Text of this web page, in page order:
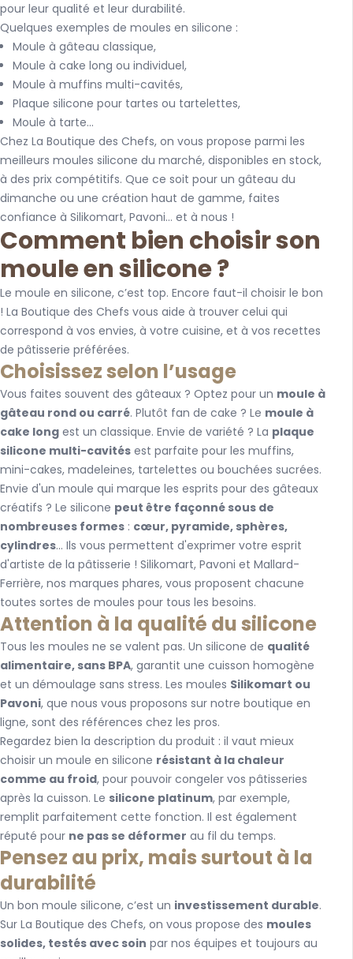
pour leur qualité et leur durabilité.
Quelques exemples de moules en silicone :
Moule à gâteau classique,
Moule à cake long ou individuel,
Moule à muffins multi-cavités,
Plaque silicone pour tartes ou tartelettes,
Moule à tarte...
Chez La Boutique des Chefs, on vous propose parmi les
meilleurs moules silicone du marché, disponibles en stock,
à des prix compétitifs. Que ce soit pour un gâteau du
dimanche ou une création haut de gamme, faites
confiance à Silikomart, Pavoni… et à nous !
Comment bien choisir son
moule en silicone ?
Le moule en silicone, c’est top. Encore faut-il choisir le bon
! La Boutique des Chefs vous aide à trouver celui qui
correspond à vos envies, à votre cuisine, et à vos recettes
de pâtisserie préférées.
Choisissez selon l’usage
Vous faites souvent des gâteaux ? Optez pour un moule à
gâteau rond ou carré. Plutôt fan de cake ? Le moule à
cake long est un classique. Envie de variété ? La plaque
silicone multi-cavités est parfaite pour les muffins,
mini-cakes, madeleines, tartelettes ou bouchées sucrées.
Envie d'un moule qui marque les esprits pour des gâteaux
créatifs ? Le silicone peut être façonné sous de
nombreuses formes : cœur, pyramide, sphères,
cylindres... Ils vous permettent d'exprimer votre esprit
d'artiste de la pâtisserie ! Silikomart, Pavoni et Mallard-
Ferrière, nos marques phares, vous proposent chacune
toutes sortes de moules pour tous les besoins.
Attention à la qualité du silicone
Tous les moules ne se valent pas. Un silicone de qualité
alimentaire, sans BPA, garantit une cuisson homogène
et un démoulage sans stress. Les moules Silikomart ou
Pavoni, que nous vous proposons sur notre boutique en
ligne, sont des références chez les pros.
Regardez bien la description du produit : il vaut mieux
choisir un moule en silicone résistant à la chaleur
comme au froid, pour pouvoir congeler vos pâtisseries
après la cuisson. Le silicone platinum, par exemple,
remplit parfaitement cette fonction. Il est également
réputé pour ne pas se déformer au fil du temps.
Pensez au prix, mais surtout à la
durabilité
Un bon moule silicone, c’est un investissement durable.
Sur La Boutique des Chefs, on vous propose des moules
solides, testés avec soin par nos équipes et toujours au